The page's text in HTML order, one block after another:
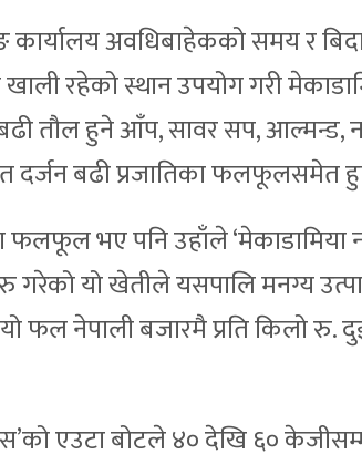
कार्यालय अवधिबाहेकको समय र
खाली रहेको स्थान उपयोग गरी
तौल हुने आँप, सावर सप, आल्मन्ड,
बढी प्रजातिका फलफूलसमेत
फलफूल भए पनि उहाँले
यो खेतीले यसपालि मनग्य उत्पादन
फल नेपाली बजारमै प्रति किलो रु.
एउटा बोटले ४० देखि ६०